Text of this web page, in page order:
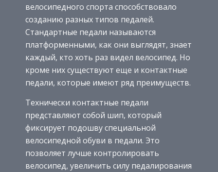
велосипедного спорта способствовало
созданию разных типов педалей.
Стандартные педали называются
платформенными, как они выглядят, знает
каждый, кто хоть раз видел велосипед. Но
кроме них существуют еще и контактные
педали, которые имеют ряд преимуществ.
Технически контактные педали
представляют собой шип, который
фиксирует подошву специальной
велосипедной обуви в педали. Это
позволяет лучше контролировать
велосипед, увеличить силу педалирования